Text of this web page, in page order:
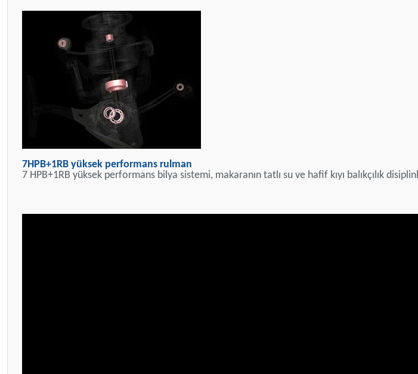
7HPB+1RB yüksek performans rulman
7 HPB+1RB yüksek performans bilya sistemi, makaranın tatlı su ve hafif kıyı balıkçılık